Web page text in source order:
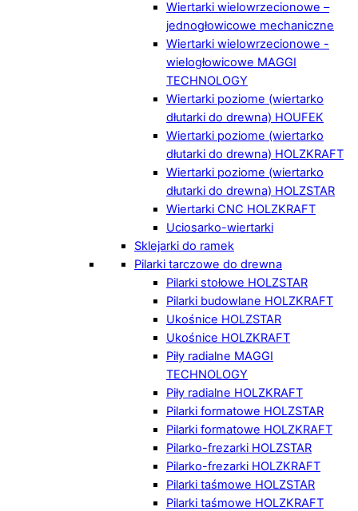
Wiertarki wielowrzecionowe –
jednogłowicowe mechaniczne
Wiertarki wielowrzecionowe -
wielogłowicowe MAGGI
TECHNOLOGY
Wiertarki poziome (wiertarko
dłutarki do drewna) HOUFEK
Wiertarki poziome (wiertarko
dłutarki do drewna) HOLZKRAFT
Wiertarki poziome (wiertarko
dłutarki do drewna) HOLZSTAR
Wiertarki CNC HOLZKRAFT
Uciosarko-wiertarki
Sklejarki do ramek
Pilarki tarczowe do drewna
Pilarki stołowe HOLZSTAR
Pilarki budowlane HOLZKRAFT
Ukośnice HOLZSTAR
Ukośnice HOLZKRAFT
Piły radialne MAGGI
TECHNOLOGY
Piły radialne HOLZKRAFT
Pilarki formatowe HOLZSTAR
Pilarki formatowe HOLZKRAFT
Pilarko-frezarki HOLZSTAR
Pilarko-frezarki HOLZKRAFT
Pilarki taśmowe HOLZSTAR
Pilarki taśmowe HOLZKRAFT